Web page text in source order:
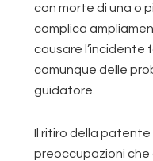
con morte di una o
complica
causare l’incidente
comunque delle
guidatore.
Il ritiro della patente
preoccupazioni